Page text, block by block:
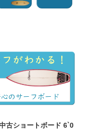
古ショートボード 6`0